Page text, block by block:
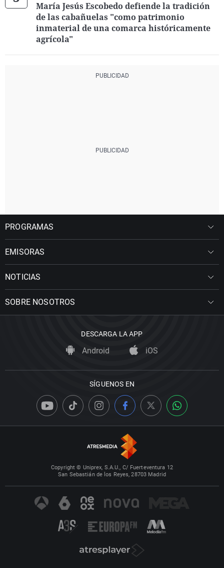
María Jesús Escobedo defiende la tradición
de las cabañuelas "como patrimonio
inmaterial de una comarca históricamente
agrícola"
PROGRAMAS
EMISORAS
NOTICIAS
SOBRE NOSOTROS
DESCARGA LA APP
Android iOS
SÍGUENOS EN
Copyright © Uniprex, S.A.U., C/ Fuerteventura 12
San Sebastián de los Reyes, 28703 Madrid